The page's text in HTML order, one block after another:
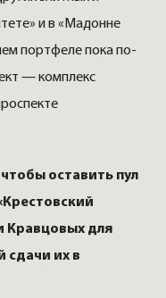
и в «Мадонне
портфеле пока по-
— комплекс
оставить пул
Кравцовых для
сдачи их в